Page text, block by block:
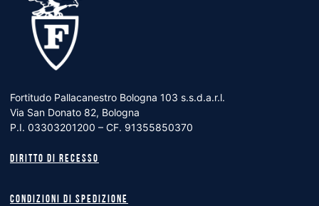
Fortitudo Pallacanestro Bologna 103 s.s.d.a.r.l.
Via San Donato 82, Bologna
P.I. 03303201200 – CF. 91355850370
Diritto di recesso
Condizioni di spedizione